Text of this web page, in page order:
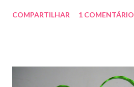
COMPARTILHAR 1 COMENTÁRIO